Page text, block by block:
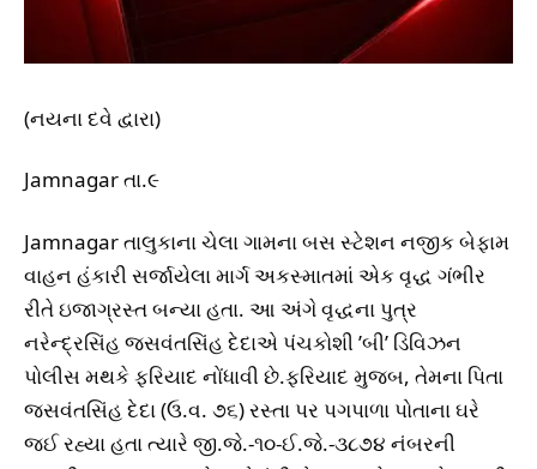
(નયના દવે દ્વારા)
Jamnagar તા.૯
Jamnagar તાલુકાના ચેલા ગામના બસ સ્ટેશન નજીક બેફામ
વાહન હંકારી સર્જાયેલા માર્ગ અકસ્માતમાં એક વૃદ્ધ ગંભીર
રીતે ઇજાગ્રસ્ત બન્યા હતા. આ અંગે વૃદ્ધના પુત્ર
નરેન્દ્રસિંહ જસવંતસિંહ દેદાએ પંચકોશી ’બી’ ડિવિઝન
પોલીસ મથકે ફરિયાદ નોંધાવી છે.ફરિયાદ મુજબ, તેમના પિતા
જસવંતસિંહ દેદા (ઉ.વ. ૭૬) રસ્તા પર પગપાળા પોતાના ઘરે
જઈ રહ્યા હતા ત્યારે જી.જે.-૧૦-ઈ.જે.-૩૮૭૪ નંબરની